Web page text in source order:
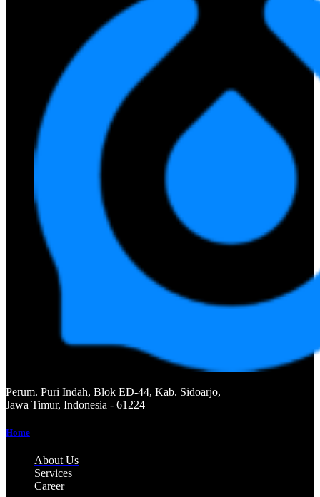
Perum. Puri Indah, Blok ED-44, Kab. Sidoarjo,
Jawa Timur, Indonesia - 61224
Home
About Us
Services
Career